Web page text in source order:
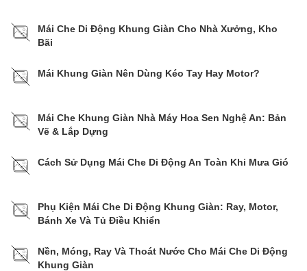
Mái Che Di Động Khung Giàn Cho Nhà Xưởng, Kho
Bãi
Mái Khung Giàn Nên Dùng Kéo Tay Hay Motor?
Mái Che Khung Giàn Nhà Máy Hoa Sen Nghệ An: Bản
Vẽ & Lắp Dựng
Cách Sử Dụng Mái Che Di Động An Toàn Khi Mưa Gió
Phụ Kiện Mái Che Di Động Khung Giàn: Ray, Motor,
Bánh Xe Và Tủ Điều Khiển
Nền, Móng, Ray Và Thoát Nước Cho Mái Che Di Động
Khung Giàn